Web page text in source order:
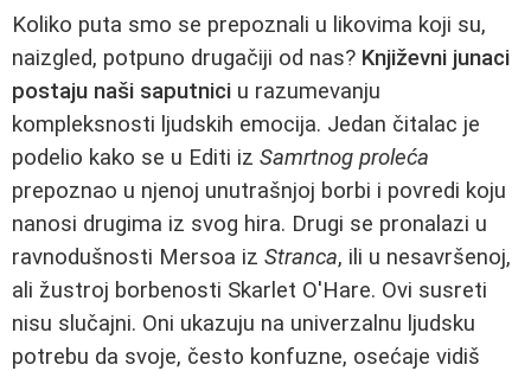
Koliko puta smo se prepoznali u likovima koji su,
naizgled, potpuno drugačiji od nas? Književni junaci
postaju naši saputnici u razumevanju
kompleksnosti ljudskih emocija. Jedan čitalac je
podelio kako se u Editi iz Samrtnog proleća
prepoznao u njenoj unutrašnjoj borbi i povredi koju
nanosi drugima iz svog hira. Drugi se pronalazi u
ravnodušnosti Mersoa iz Stranca, ili u nesavršenoj,
ali žustroj borbenosti Skarlet O'Hare. Ovi susreti
nisu slučajni. Oni ukazuju na univerzalnu ljudsku
potrebu da svoje, često konfuzne, osećaje vidiš